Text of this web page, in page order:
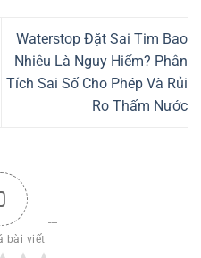
Waterstop Đặt Sai Tim Bao
Nhiêu Là Nguy Hiểm? Phân
Tích Sai Số Cho Phép Và Rủi
Ro Thấm Nước
bài viết